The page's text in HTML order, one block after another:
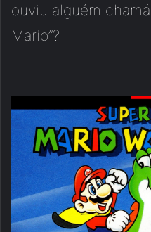
ouviu alguém
Mario”?